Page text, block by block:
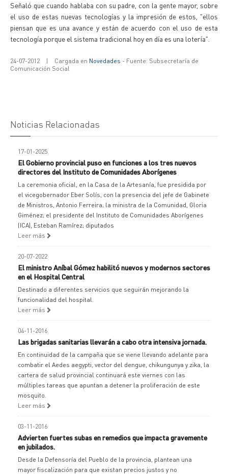
Señaló que cuando hablaba con su padre, con la gente mayor, sobre
el uso de estas nuevas tecnologías y la impresión de estos, "ellos
piensan que es una avance y están de acuerdo con el uso de esta
tecnología porque el sistema tradicional hoy en día es una lotería".
24-07-2012 | Cargada en Novedades - Fuente: Subsecretaría de
Comunicación Social
Noticias Relacionadas
17-01-2025
El Gobierno provincial puso en funciones a los tres nuevos
directores del Instituto de Comunidades Aborígenes
La ceremonia oficial, en la Casa de la Artesanía, fue presidida por
el vicegobernador Eber Solís, con la presencia del jefe de Gabinete
de Ministros, Antonio Ferreira; la ministra de la Comunidad, Gloria
Giménez; el presidente del Instituto de Comunidades Aborígenes
(ICA), Esteban Ramírez; diputados
Leer más
20-07-2022
El ministro Aníbal Gómez habilitó nuevos y modernos sectores
en el Hospital Central
Destinado a diferentes servicios que seguirán mejorando la
funcionalidad del hospital.
Leer más
04-11-2016
Las brigadas sanitarias llevarán a cabo otra intensiva jornada.
En continuidad de la campaña que se viene llevando adelante para
combatir el Aedes aegypti, vector del dengue, chikungunya y zika, la
cartera de salud provincial continuará este viernes con las
múltiples tareas que apuntan a detener la proliferación de este
mosquito.
Leer más
03-11-2016
Advierten fuertes subas en remedios que impacta gravemente
en jubilados.
Desde la Defensoría del Pueblo de la provincia, plantean una
mayor fiscalización para que existan precios justos y no